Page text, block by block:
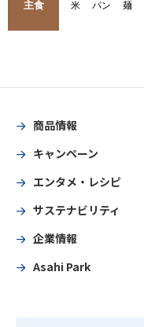
主食 米 パン 麺
商品情報
キャンペーン
エンタメ・レシピ
サステナビリティ
企業情報
Asahi Park